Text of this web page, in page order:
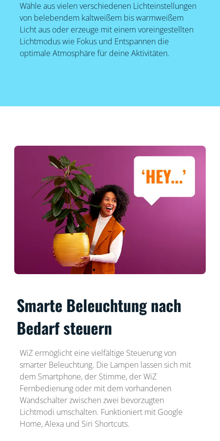
Wähle aus vielen verschiedenen Lichteinstellungen
von belebendem kaltweißem bis warmweißem
Licht aus oder erzeuge mit einem voreingestellten
Lichtmodus wie Fokus und Entspannen die
optimale Atmosphäre für deine Aktivitäten.
Smarte Beleuchtung nach
Bedarf steuern
WiZ ermöglicht eine vielfältige Steuerung von
smarter Beleuchtung. Die Lampen lassen sich mit
dem Smartphone, der Stimme, der WiZ
Fernbedienung oder mit dem vorhandenen
Wandschalter zwischen zwei bevorzugten
Lichtmodi umschalten. Funktioniert mit Google
Home, Alexa und Siri Shortcuts.